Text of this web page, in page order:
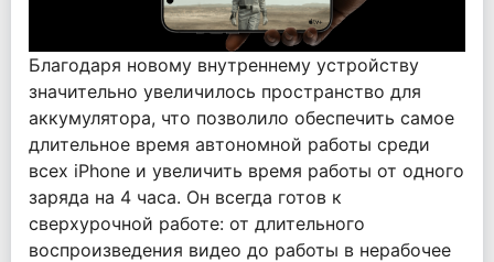
Благодаря новому внутреннему устройству
значительно увеличилось пространство для
аккумулятора, что позволило обеспечить самое
длительное время автономной работы среди
всех iPhone и увеличить время работы от одного
заряда на 4 часа. Он всегда готов к
сверхурочной работе: от длительного
воспроизведения видео до работы в нерабочее